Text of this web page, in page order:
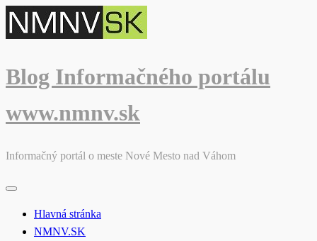
Skip
to
Blog Informačného portálu
www.nmnv.sk
Informačný portál o meste Nové Mesto nad Váhom
Hlavná stránka
NMNV.SK